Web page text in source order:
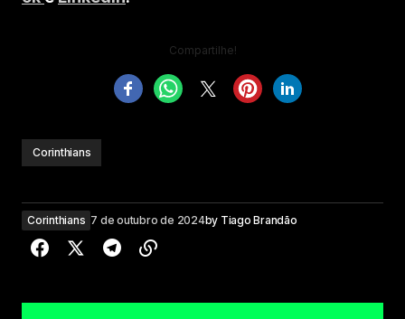
Compartilhe!
Corinthians
Corinthians 7 de outubro de 2024by Tiago Brandão